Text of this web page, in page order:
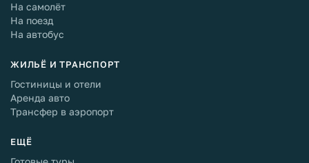
На самолёт
На поезд
На автобус
ЖИЛЬЁ И ТРАНСПОРТ
Гостиницы и отели
Аренда авто
Трансфер в аэропорт
ЕЩЁ